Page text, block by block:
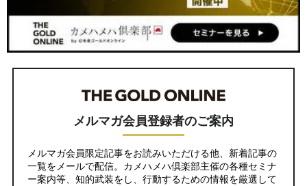
メルマガ会員登録者のご案内
メルマガ会員限定記事をお読みいただける他、新着記事の
一覧をメールで配信。カメハメハ倶楽部主催の各種セミナ
ー案内等、知的武装をし、行動するための情報を厳選して